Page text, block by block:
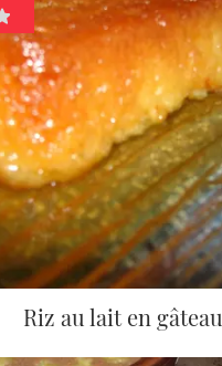
Riz au lait en gâteau